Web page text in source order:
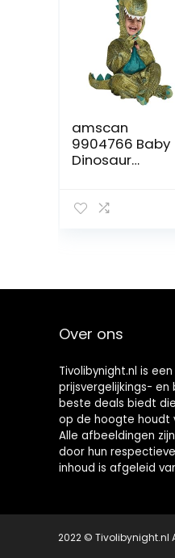
amscan
9904766 Baby
Dinosaur
Costume, 12-24
Over ons
Tivolibynight.nl is
prijsvergelijkings-
beste deals biedt
op de hoogte houdt
Alle afbeeldingen
door hun
inhoud is afgeleid
2022 © Tivolibynight.nl